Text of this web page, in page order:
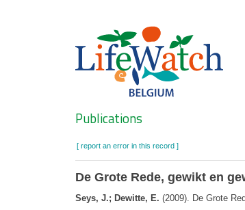
Search
Publications
[ report an error in this record ]
De Grote Rede, gewikt en
Seys, J.; Dewitte, E. (2009). De Grote